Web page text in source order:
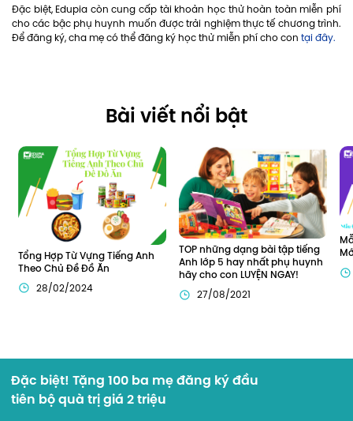
Đặc biệt, Edupia còn cung cấp tài khoản học thử hoàn toàn miễn phí
cho các bậc phụ huynh muốn được trải nghiệm thực tế chương trình.
Để đăng ký, cha mẹ có thể đăng ký học thử miễn phí cho con tại đây.
Bài viết nổi bật
Tổng Hợp Từ Vựng Tiếng Anh
Theo Chủ Đề Đồ Ăn
28/02/2024
TOP những dạng bài tập tiếng
Anh lớp 5 hay nhất phụ huynh
hãy cho con LUYỆN NGAY!
27/08/2021
Đặc biệt! Tặng 100 ba mẹ đăng ký đầu
tiên bộ quà trị giá 2 triệu